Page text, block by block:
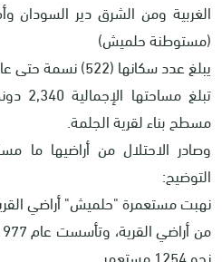
الغربية ومن الشرق دير السودان
(مستوطنة حلميش)
يبلغ عدد سكانها (522) نسمة حتى عام (2017) م.
مسطح بناء لقرية الجلمة.
التوضيح:
نحو 1254 مستعمر.